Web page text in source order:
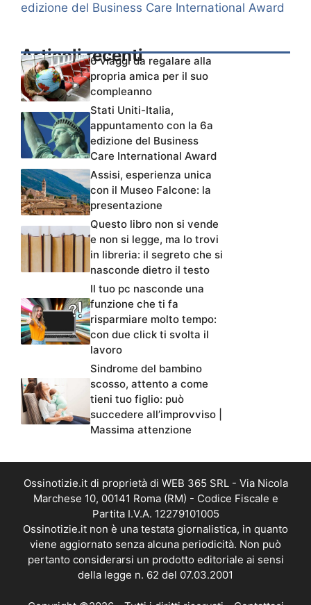
edizione del Business Care International Award
Articoli recenti6 viaggi da regalare alla
propria amica per il suo
compleanno
Stati Uniti-Italia,
appuntamento con la 6a
edizione del Business
Care International Award
Assisi, esperienza unica
con il Museo Falcone: la
presentazione
Questo libro non si vende
e non si legge, ma lo trovi
in libreria: il segreto che si
nasconde dietro il testo
Il tuo pc nasconde una
funzione che ti fa
risparmiare molto tempo:
con due click ti svolta il
lavoro
Sindrome del bambino
scosso, attento a come
tieni tuo figlio: può
succedere all’improvviso |
Massima attenzione
Ossinotizie.it di proprietà di WEB 365 SRL - Via Nicola
Marchese 10, 00141 Roma (RM) - Codice Fiscale e
Partita I.V.A. 12279101005
Ossinotizie.it non è una testata giornalistica, in quanto
viene aggiornato senza alcuna periodicità. Non può
pertanto considerarsi un prodotto editoriale ai sensi
della legge n. 62 del 07.03.2001